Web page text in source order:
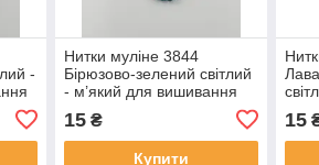
-
Нитки муліне 3844
Бірюзово-зелений світлий
- м’який для вишивання
15₴
Купити
15